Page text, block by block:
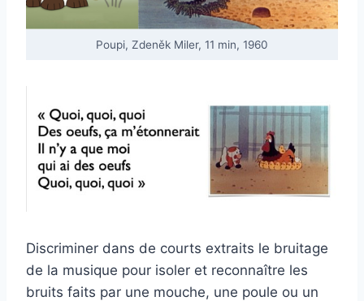
Poupi, Zdeněk Miler, 11 min, 1960
Discriminer dans de courts extraits le bruitage
de la musique pour isoler et reconnaître les
bruits faits par une mouche, une poule ou un